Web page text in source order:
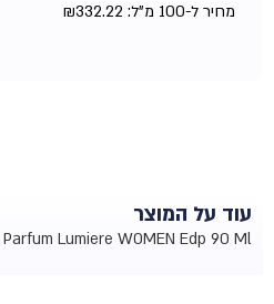
מחיר ל-100 מ"ל:
₪332.22
עוד על המוצר
Parfum Lumiere WOMEN Edp 90 Ml